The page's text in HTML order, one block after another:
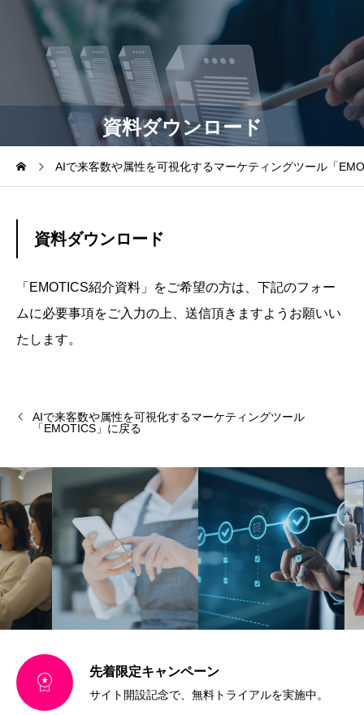
資料ダウンロード
AIで来客数や属性を可視化するマーケティングツール「
資料ダウンロード
「EMOTICS紹介資料」をご希望の方は、下記のフォー
ムに必要事項をご入力の上、送信頂きますようお願いい
たします。
AIで来客数や属性を可視化するマーケティングツール
「EMOTICS」に戻る
 先着限定キャンペーン
サイト開設記念で、無料トライアルを実施中。